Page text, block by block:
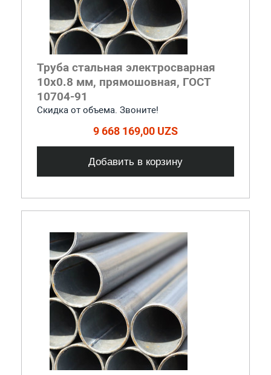
Труба стальная электросварная
10x0.8 мм, прямошовная, ГОСТ
10704-91
Скидка от объема. Звоните!
9 668 169,00 UZS
Добавить в корзину